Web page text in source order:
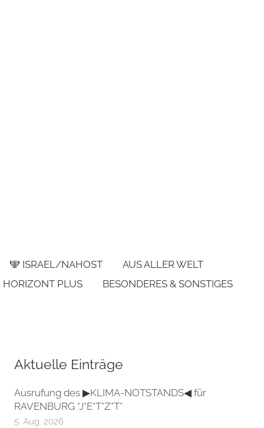
🕎 ISRAEL/NAHOST
AUS ALLER WELT
HORIZONT PLUS
BESONDERES & SONSTIGES
Aktuelle Einträge
Ausrufung des ▶KLIMA-NOTSTANDS◀ für
RAVENBURG *J*E*T*Z*T*
5. Aug. 2026